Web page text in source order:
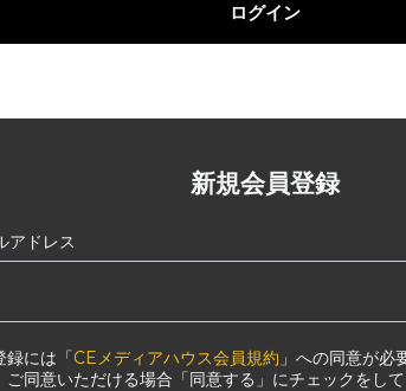
ログイン
新規会員登録
アドレス
録には「CEメディアハウス会員規約 」への同意が必
ご同意いただける場合「同意する」にチェックをし